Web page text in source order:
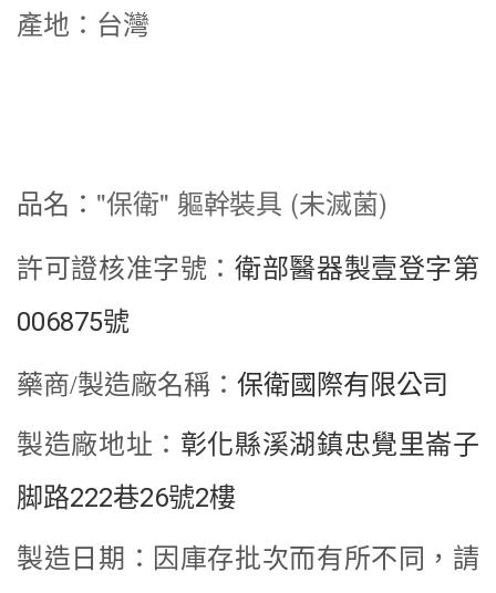
產地：台灣
品名： "保衛" 軀幹裝具 (未滅菌)
許可證核准字號： 衛部醫器製壹登字第
006875號
藥商/製造廠名稱： 保衛國際有限公司
製造廠地址： 彰化縣溪湖鎮忠覺里崙子
脚路222巷26號2樓
製造日期：因庫存批次而有所不同，請